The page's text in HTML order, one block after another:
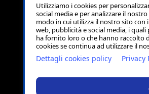
Utilizziamo i cookies per
social media e per analizzare il
modo in cui utilizza il nostro sito con
web, pubblicità e social media, i
ha fornito loro o che hanno raccolto
cookies se continua ad utilizzare il
Dettagli cookies policy Privacy